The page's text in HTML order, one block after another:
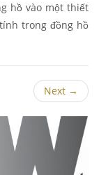
hồ vào một thiết
trong đồng hồ
Next →